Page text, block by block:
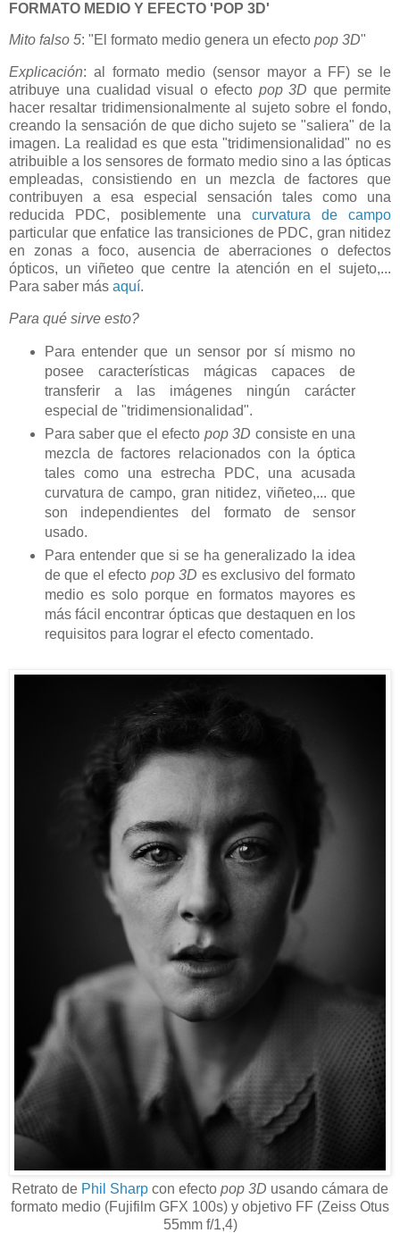
FORMATO MEDIO Y EFECTO 'POP 3D'
Mito falso 5: "El formato medio genera un efecto pop 3D"
Explicación: al formato medio (sensor mayor a FF) se le
atribuye una cualidad visual o efecto pop 3D que permite
hacer resaltar tridimensionalmente al sujeto sobre el fondo,
creando la sensación de que dicho sujeto se "saliera" de la
imagen. La realidad es que esta "tridimensionalidad" no es
atribuible a los sensores de formato medio sino a las ópticas
empleadas, consistiendo en un mezcla de factores que
contribuyen a esa especial sensación tales como una
reducida PDC, posiblemente una curvatura de campo
particular que enfatice las transiciones de PDC, gran nitidez
en zonas a foco, ausencia de aberraciones o defectos
ópticos, un viñeteo que centre la atención en el sujeto,...
Para saber más aquí.
Para qué sirve esto?
Para entender que un sensor por sí mismo no
posee características mágicas capaces de
transferir a las imágenes ningún carácter
especial de "tridimensionalidad".
Para saber que el efecto pop 3D consiste en una
mezcla de factores relacionados con la óptica
tales como una estrecha PDC, una acusada
curvatura de campo, gran nitidez, viñeteo,... que
son independientes del formato de sensor
usado.
Para entender que si se ha generalizado la idea
de que el efecto pop 3D es exclusivo del formato
medio es solo porque en formatos mayores es
más fácil encontrar ópticas que destaquen en los
requisitos para lograr el efecto comentado.
Retrato de Phil Sharp con efecto pop 3D usando cámara de
formato medio (Fujifilm GFX 100s) y objetivo FF (Zeiss Otus
55mm f/1,4)